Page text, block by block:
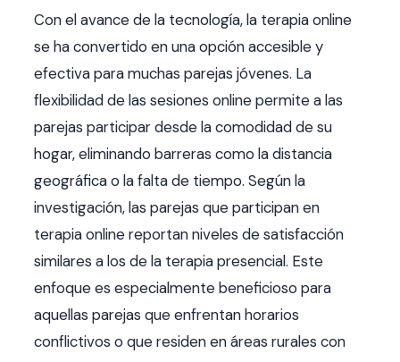
Con el avance de la tecnología, la terapia online
se ha convertido en una opción accesible y
efectiva para muchas parejas jóvenes. La
flexibilidad de las sesiones online permite a las
parejas participar desde la comodidad de su
hogar, eliminando barreras como la distancia
geográfica o la falta de tiempo. Según la
investigación, las parejas que participan en
terapia online reportan niveles de satisfacción
similares a los de la terapia presencial. Este
enfoque es especialmente beneficioso para
aquellas parejas que enfrentan horarios
conflictivos o que residen en áreas rurales con